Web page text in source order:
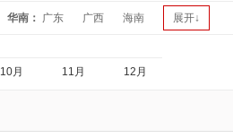
华南： 广东 广西 海南 展开↓
10月 11月 12月